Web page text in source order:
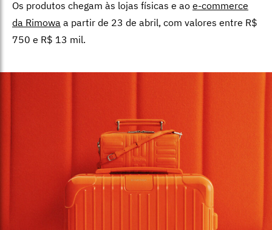
Os produtos chegam às lojas físicas e ao e-commerce
da Rimowa a partir de 23 de abril, com valores entre R$
750 e R$ 13 mil.